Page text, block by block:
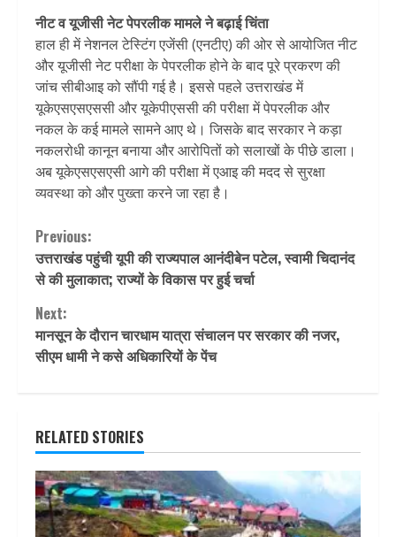
नीट व यूजीसी नेट पेपरलीक मामले ने बढ़ाई चिंता
हाल ही में नेशनल टेस्टिंग एजेंसी (एनटीए) की ओर से आयोजित नीट
और यूजीसी नेट परीक्षा के पेपरलीक होने के बाद पूरे प्रकरण की
जांच सीबीआइ को सौंपी गई है। इससे पहले उत्तराखंड में
यूकेएसएसएससी और यूकेपीएससी की परीक्षा में पेपरलीक और
नकल के कई मामले सामने आए थे। जिसके बाद सरकार ने कड़ा
नकलरोधी कानून बनाया और आरोपितों को सलाखों के पीछे डाला।
अब यूकेएसएसएसी आगे की परीक्षा में एआइ की मदद से सुरक्षा
व्यवस्था को और पुख्ता करने जा रहा है।
Continue
Reading
Previous:
उत्तराखंड पहुंची यूपी की राज्यपाल आनंदीबेन पटेल, स्वामी चिदानंद
से की मुलाकात; राज्यों के विकास पर हुई चर्चा
Next:
मानसून के दौरान चारधाम यात्रा संचालन पर सरकार की नजर,
सीएम धामी ने कसे अधिकारियों के पेंच
RELATED STORIES